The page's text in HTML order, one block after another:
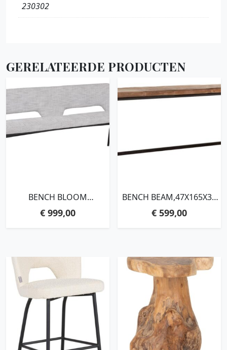
230302
GERELATEERDE PRODUCTEN
BENCH BLOOM
POLARIS LIGHT GREY
€999,00
BENCH BEAM,47X165X35
TEAKWOOD TOP
€ 599,00